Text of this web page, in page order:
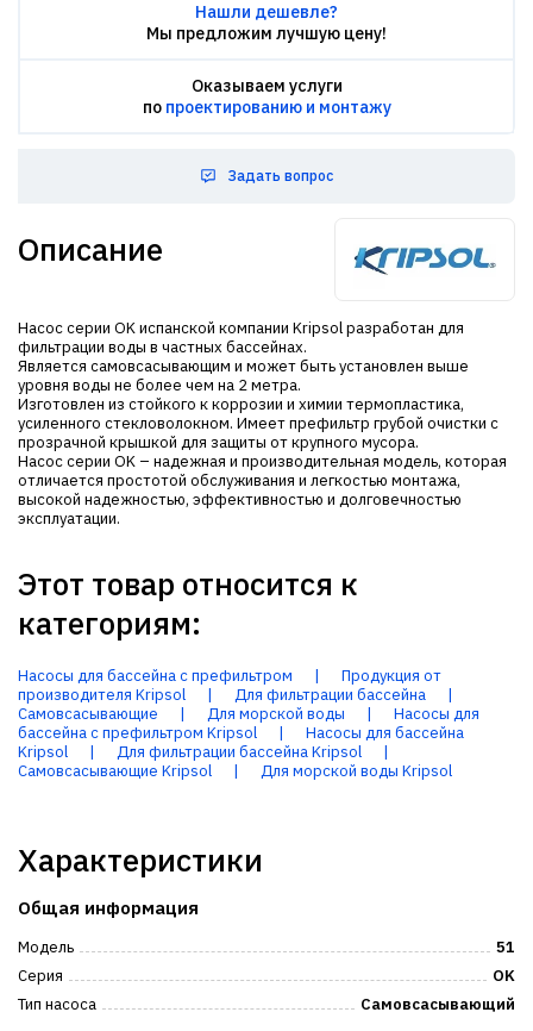
Нашли дешевле?
Мы предложим лучшую цену!
Оказываем услуги
по проектированию и монтажу
Задать вопрос
Описание
Насос серии OK испанской компании Kripsol разработан для
фильтрации воды в частных бассейнах.
Является самовсасывающим и может быть установлен выше
уровня воды не более чем на 2 метра.
Изготовлен из стойкого к коррозии и химии термопластика,
усиленного стекловолокном. Имеет префильтр грубой очистки с
прозрачной крышкой для защиты от крупного мусора.
Насос серии OK – надежная и производительная модель, которая
отличается простотой обслуживания и легкостью монтажа,
высокой надежностью, эффективностью и долговечностью
эксплуатации.
Этот товар относится к
категориям:
Насосы для бассейна с префильтром |
Продукция от
производителя Kripsol
| Для фильтрации бассейна
|
Самовсасывающие
| Для морской воды |
Насосы для
бассейна с префильтром Kripsol
|
Насосы для бассейна
Kripsol
| Для фильтрации бассейна Kripsol
|
Самовсасывающие Kripsol
| Для морской воды Kripsol
Характеристики
Общая информация
Модель
51
Серия
OK
Тип насоса
Самовсасывающий